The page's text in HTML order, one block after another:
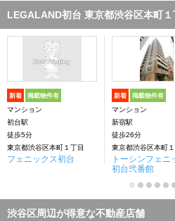
LEGALAND初台 東京都渋谷区本町
新着 掲載物件有
マンション
初台駅
徒歩5分
東京都渋谷区本町１丁目
フェニックス初台
新着 掲載物件有
マンション
新宿駅
徒歩26分
東京都渋谷区本町
トーシンフェニ
初台弐番館
渋谷区周辺が得意な不動産店舗